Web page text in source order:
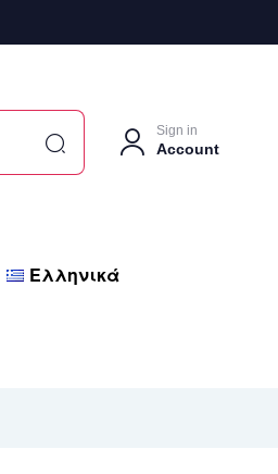
Sign in
Account
Ελληνικά